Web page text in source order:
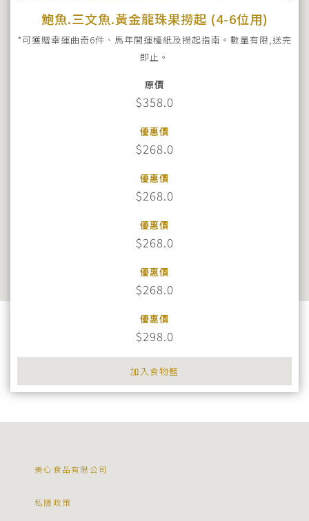
鮑魚.三文魚.黃金龍珠果撈起 (4-6位用)
*可獲贈幸運曲奇6件、馬年開運檯紙及撈起指南。數量有限,送完
即止。
原價
$358.0
優惠價
$268.0
優惠價
$268.0
優惠價
$268.0
優惠價
$268.0
優惠價
$298.0
加入食物籃
美心食品有限公司
私隱政策